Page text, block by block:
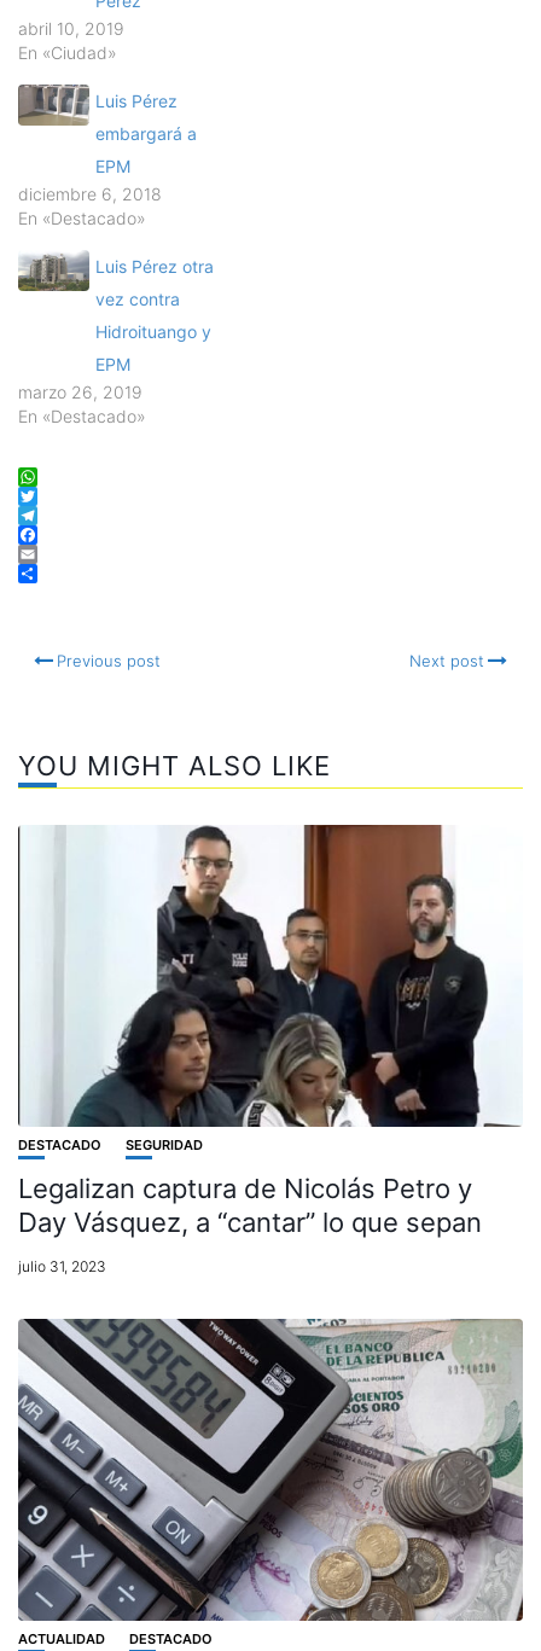
abril 10, 2019
En «Ciudad»
Luis Pérez
embargará a
EPM
diciembre 6, 2018
En «Destacado»
Luis Pérez otra
vez contra
Hidroituango y
EPM
marzo 26, 2019
En «Destacado»
WhatsApp
Twitter
Telegram
Facebook
Email
Previous post Next post
YOU MIGHT ALSO LIKE
DESTACADO SEGURIDAD
Legalizan captura de Nicolás Petro y
Day Vásquez, a “cantar” lo que sepan
julio 31, 2023
ACTUALIDAD DESTACADO